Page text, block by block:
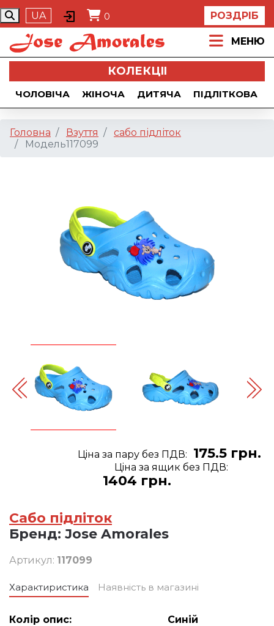
UA 0 РОЗДРІБ
МЕНЮ
КОЛЕКЦII
ЧОЛОВІЧА ЖІНОЧА ДИТЯЧА ПІДЛІТКОВА
Головна Взуття
сабо підліток
Модель117099
Цiна за пару без ПДВ: 175.5 грн.
Цiна за ящик без ПДВ:
1404 грн.
Сабо підліток
Бренд: Jose Amorales
Артикул: 117099
Характиристика Наявність в магазині
Колір опис:
Синій